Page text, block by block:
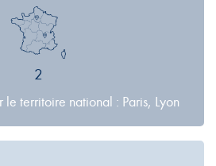
2
le territoire national : Paris, Lyon